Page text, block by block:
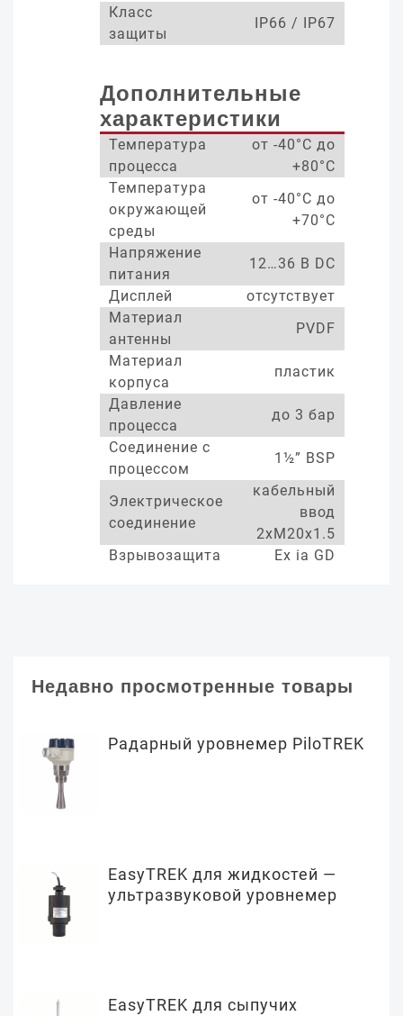
Класс
защиты
IP66 / IP67
Дополнительные
характеристики
Температура
процесса
от -40°С до
+80°С
Температура
окружающей
среды
от -40°С до
+70°С
Напряжение
питания
12…36 В DC
Дисплей
отсутствует
Материал
антенны
PVDF
Материал
корпуса
пластик
Давление
процесса
до 3 бар
Соединение с
процессом
1½” BSP
Электрическое
соединение
кабельный
ввод
2xM20x1.5
Взрывозащита
Ex ia GD
Недавно просмотренные товары
Радарный уровнемер PiloTREK
EasyTREK для жидкостей —
ультразвуковой уровнемер
EasyTREK для сыпучих